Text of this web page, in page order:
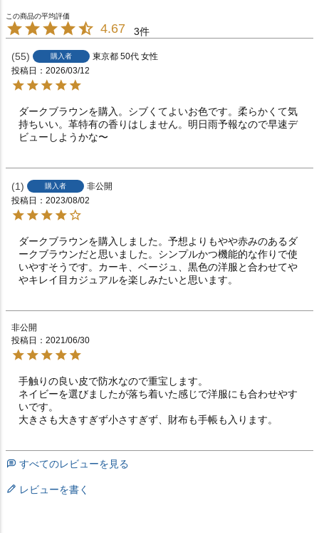
4.67 3
55 購入者 東京都 50代 女性
投稿日
2026/03/12
ダークブラウンを購入。シブくてよいお色です。柔らかくて気
持ちいい。革特有の香りはしません。明日雨予報なので早速デ
ビューしようかな〜
1 購入者
非公開
投稿日
2023/08/02
ダークブラウンを購入しました。予想よりもやや赤みのあるダ
ークブラウンだと思いました。シンプルかつ機能的な作りで使
いやすそうです。カーキ、ベージュ、黒色の洋服と合わせてや
やキレイ目カジュアルを楽しみたいと思います。
非公開
投稿日
2021/06/30
手触りの良い皮で防水なので重宝します。
ネイビーを選びましたが落ち着いた感じで洋服にも合わせやす
いです。
大きさも大きすぎず小さすぎず、財布も手帳も入ります。
すべてのレビューを見る
レビューを書く